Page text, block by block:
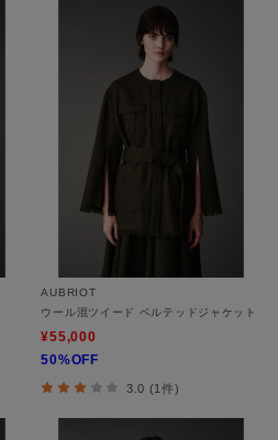
AUBRIOT
ウール混ツイード ベルテッドジャケット
¥55,000
50%OFF
3.0 (1件)